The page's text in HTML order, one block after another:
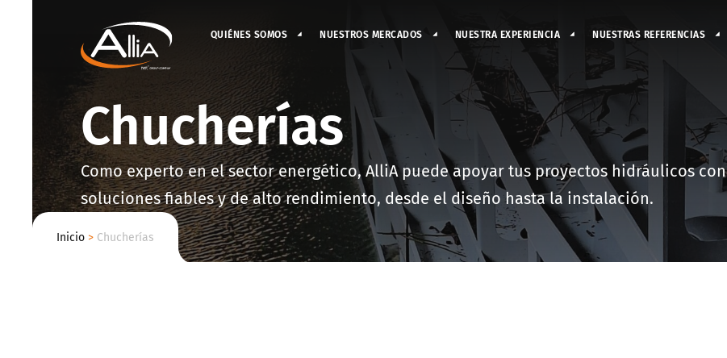
QUIÉNES SOMOS NUESTROS MERCADOS NUESTRA EXPERIENCIA NUESTRAS REFERENCIAS
Chucherías
Como experto en el sector energético, AlliA puede apoyar tus proyectos hidráulicos con
soluciones fiables y de alto rendimiento, desde el diseño hasta la instalación.
Inicio > Chucherías